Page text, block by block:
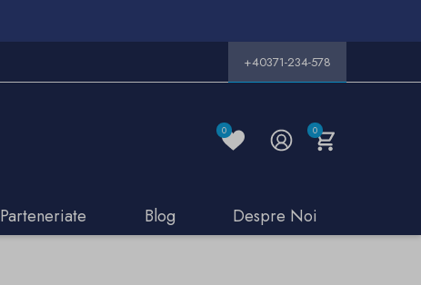
+40371-234-578
0 0
Parteneriate Blog Despre Noi